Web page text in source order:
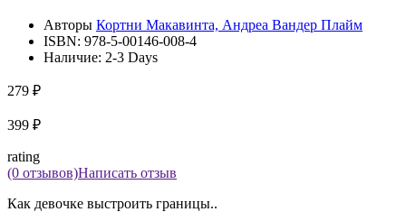
Авторы Кортни Макавинта, Андреа Вандер Плайм
ISBN: 978-5-00146-008-4
Наличие: 2-3 Days
279 ₽
399 ₽
rating
(0 отзывов)Написать отзыв
Как девочке выстроить границы..